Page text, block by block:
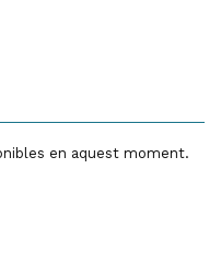
en aquest moment.